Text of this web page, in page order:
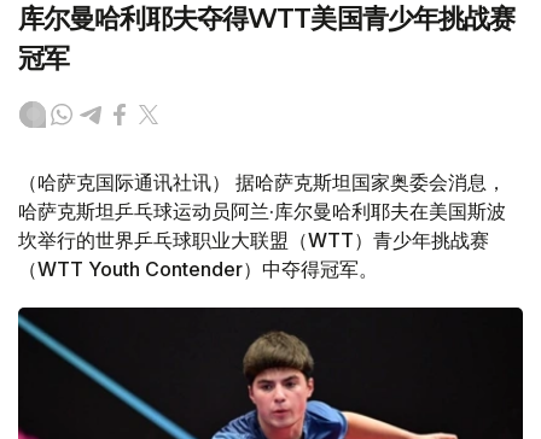
库尔曼哈利耶夫夺得WTT美国青少年挑战赛
冠军
（哈萨克国际通讯社讯） 据哈萨克斯坦国家奥委会消息，
哈萨克斯坦乒乓球运动员阿兰·库尔曼哈利耶夫在美国斯波
坎举行的世界乒乓球职业大联盟（WTT）青少年挑战赛
（WTT Youth Contender）中夺得冠军。